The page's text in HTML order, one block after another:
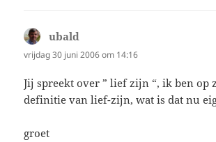
ubald
vrijdag 30 juni 2006 om 14:16
Jij spreekt over ” lief zijn “, ik ben op
definitie van lief-zijn, wat is dat nu
groet